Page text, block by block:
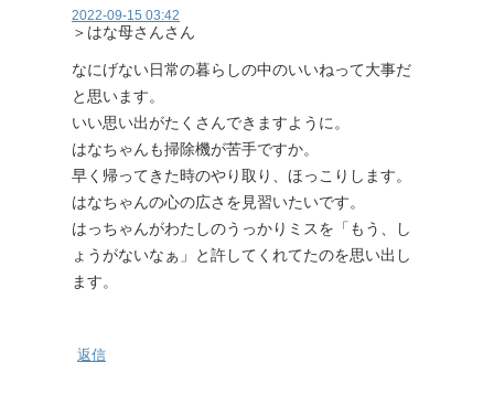
2022-09-15 03:42
＞はな母さんさん
なにげない日常の暮らしの中のいいねって大事だ
と思います。
いい思い出がたくさんできますように。
はなちゃんも掃除機が苦手ですか。
早く帰ってきた時のやり取り、ほっこりします。
はなちゃんの心の広さを見習いたいです。
はっちゃんがわたしのうっかりミスを「もう、し
ょうがないなぁ」と許してくれてたのを思い出し
ます。
返信